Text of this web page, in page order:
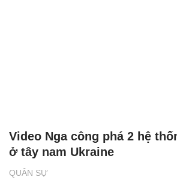
QUÂN SỰ
Video Nga công phá 2 hệ
ở tây nam Ukraine